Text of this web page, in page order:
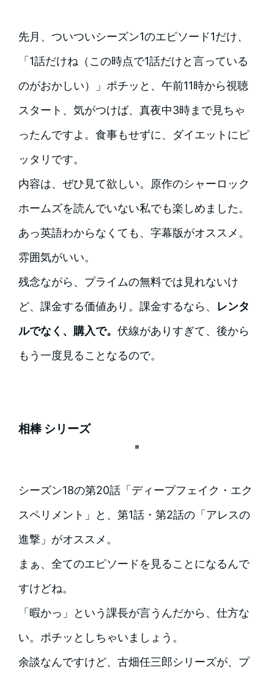
先月、ついついシーズン1のエピソード1だけ、
「1話だけね（この時点で1話だけと言っている
のがおかしい）」ポチッと、午前11時から視聴
スタート、気がつけば、真夜中3時まで見ちゃ
ったんですよ。食事もせずに、ダイエットにピ
ッタリです。
内容は、ぜひ見て欲しい。原作のシャーロック
ホームズを読んでいない私でも楽しめました。
あっ英語わからなくても、字幕版がオススメ。
雰囲気がいい。
残念ながら、プライムの無料では見れないけ
ど、課金する価値あり。課金するなら、
レンタ
ルでなく、購入で。 伏線がありすぎて、後から
もう一度見ることなるので。
相棒 シリーズ
シーズン18の第20話「ディープフェイク・エク
スペリメント」と、第1話・第2話の「アレスの
進撃」がオススメ。
まぁ、全てのエピソードを見ることになるんで
すけどね。
「暇かっ」という課長が言うんだから、仕方な
い。ポチッとしちゃいましょう。
余談なんですけど、古畑任三郎シリーズが、プ